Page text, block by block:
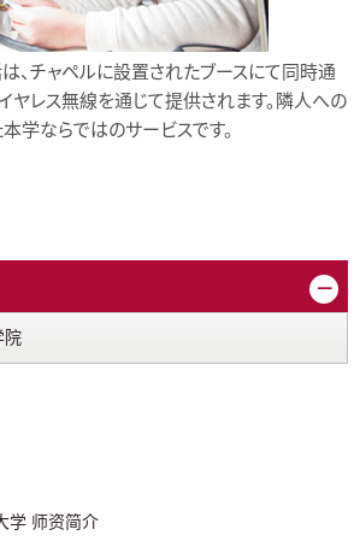
、チャペルに設置されたブースにて同時通
ヤレス無線を通じて提供されます。隣人への
学ならではのサービスです。
院
学 师资简介